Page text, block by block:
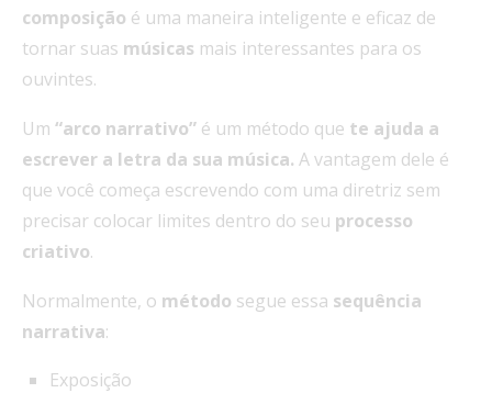
composição é uma maneira inteligente e eficaz de
tornar suas músicas mais interessantes para os
ouvintes.
Um “arco narrativo” é um método que te ajuda a
escrever a letra da sua música. A vantagem dele é
que você começa escrevendo com uma diretriz sem
precisar colocar limites dentro do seu processo
criativo.
Normalmente, o método segue essa sequência
narrativa:
Exposição